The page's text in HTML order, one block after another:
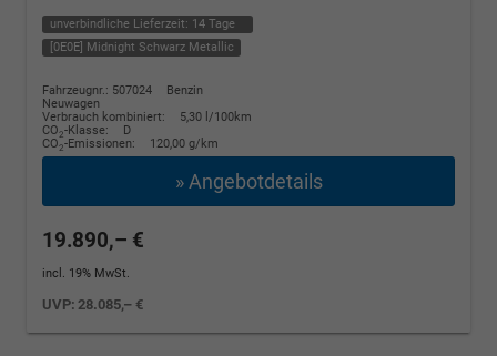
unverbindliche Lieferzeit: 14 Tage
[0E0E] Midnight Schwarz Metallic
Fahrzeugnr.: 507024
Benzin
Neuwagen
Verbrauch kombiniert:
5,30 l/100km
CO2-Klasse:
D
CO2-Emissionen: 120,00 g/km
» Angebotdetails
19.890,– €
incl. 19% MwSt.
UVP:28.085,– €